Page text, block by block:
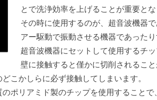
とで洗浄効率を上げることが重要とな
その時に使用するのが、超音波機器
アー駆動で振動させる機器であったり
超音波機器にセットして使用するチ
壁に接触すると僅かに切削されること
こかしらに必ず接触してしまいます。
ポリアミド製のチップを使用すること